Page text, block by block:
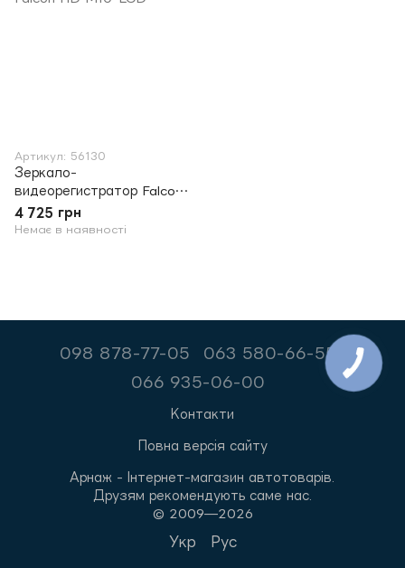
Артикул: 56130
Зеркало-
видеорегистратор Falcon
Falcon HD M10-LCD
4 725 грн
Немає в наявності
098 878-77-05
063 580-66-55
066 935-06-00
Контакти
Повна версія сайту
Арнаж - Інтернет-магазин автотоварів.
Друзям рекомендують саме нас.
© 2009—2026
Укр Рус